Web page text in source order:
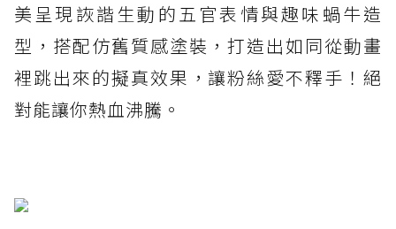
美呈現詼諧生動的五官表情與趣味蝸牛造
型，搭配仿舊質感塗裝，打造出如同從動畫
裡跳出來的擬真效果，讓粉絲愛不釋手！絕
對能讓你熱血沸騰。